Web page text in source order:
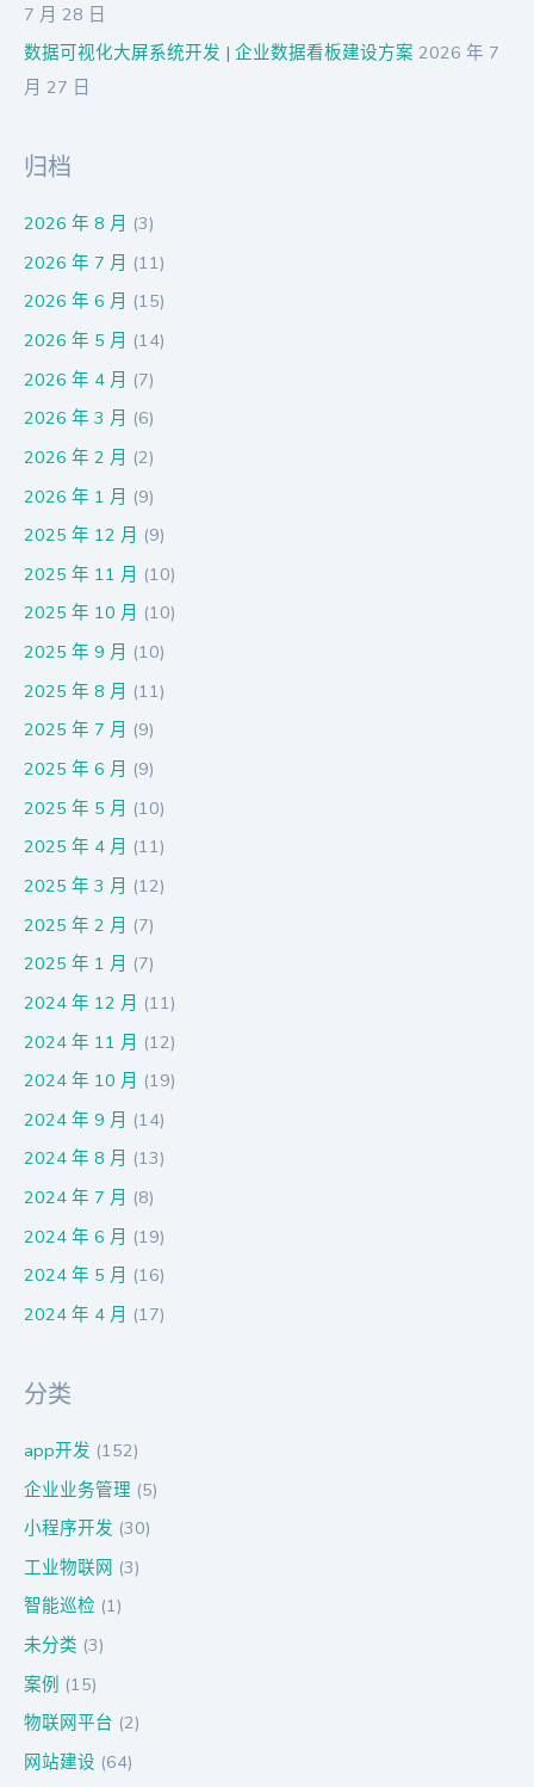
7 月 28 日
数据可视化大屏系统开发 | 企业数据看板建设方案 2026 年 7
月 27 日
归档
2026 年 8 月 (3)
2026 年 7 月 (11)
2026 年 6 月 (15)
2026 年 5 月 (14)
2026 年 4 月 (7)
2026 年 3 月 (6)
2026 年 2 月 (2)
2026 年 1 月 (9)
2025 年 12 月 (9)
2025 年 11 月 (10)
2025 年 10 月 (10)
2025 年 9 月 (10)
2025 年 8 月 (11)
2025 年 7 月 (9)
2025 年 6 月 (9)
2025 年 5 月 (10)
2025 年 4 月 (11)
2025 年 3 月 (12)
2025 年 2 月 (7)
2025 年 1 月 (7)
2024 年 12 月 (11)
2024 年 11 月 (12)
2024 年 10 月 (19)
2024 年 9 月 (14)
2024 年 8 月 (13)
2024 年 7 月 (8)
2024 年 6 月 (19)
2024 年 5 月 (16)
2024 年 4 月 (17)
分类
app开发 (152)
企业业务管理 (5)
小程序开发 (30)
工业物联网 (3)
智能巡检 (1)
未分类 (3)
案例 (15)
物联网平台 (2)
网站建设 (64)